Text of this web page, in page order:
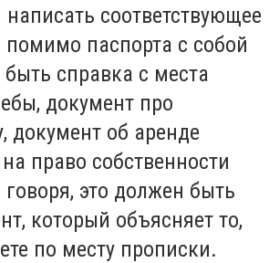
написать соответствующее
паспорта с собой
справка с места
документ про
документ об аренде
право собственности
это должен быть
который объясняет то,
по месту прописки.